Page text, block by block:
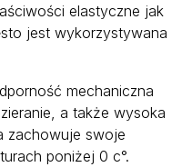
elastyczne jak
jest wykorzystywana
mechaniczna
a także wysoka
zachowuje swoje
poniżej 0 c°.